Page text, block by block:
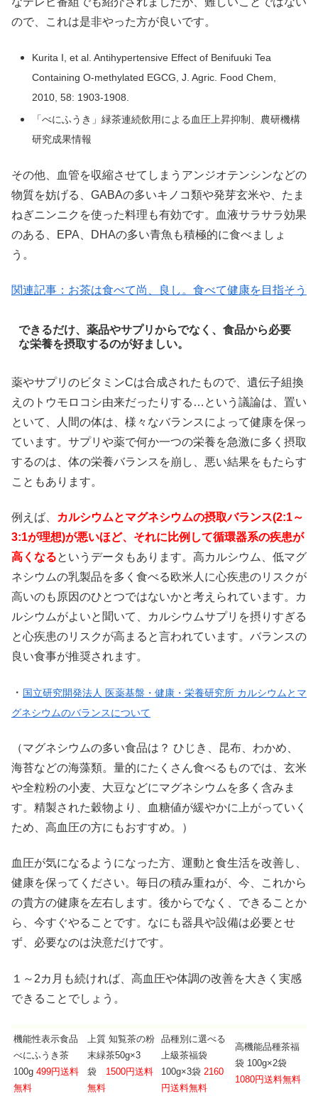
ので、これは是非やった方が良いです。
Kurita I, et al. Antihypertensive Effect of Benifuuki Tea
Containing O-methylated EGCG , J. Agric. Food Chem,
2010, 58: 1903-1908.
「べにふうき」緑茶連続飲用による血圧上昇抑制、農研機構
研究成果情報
その他、血管を収縮させてしまうアンジオテンシンなどの
物質を妨げる、GABAの多いキノコ類や発芽玄米や、たま
ねぎニンニクを使った料理も有効です。血液サラサラ効果
のある、EPA、DHAの多い青魚も積極的に食べましょ
う。
関連記事：お茶は食べて尚、良し。食べて健康を目指そう
できるだけ、薬品やサプリからでなく、食品から必要
な栄養を摂取するのが好ましい。
薬やサプリのビタミンCは合成されたもので、遺伝子組換
えのトウモロコシ由来だったりする…という議論は、置い
といて、人間の体は、様々なバランスによって健康を保っ
ています。サプリや薬で何か一つの栄養を急激に多く摂取
するのは、体の栄養バランスを崩し、悪い結果をもたらす
こともあります。
例えば、
カルシウムとマグネシウムの摂取バランス(2:1～
3:1が理想)が悪いほど、それに比例して循環器系の疾患が
高くなるというデータもあります。高カルシウム、低マグ
ネシウムの乳製品を多く食べる欧米人に心疾患のリスクが
高いのも原因のひとつではないかと考えられています。カ
ルシウムがよいと聞いて、カルシウムサプリを摂りすぎる
と心疾患のリスクが高まると言われています。バランスの
良い食事が推奨されます。
・ 国立研究開発法人 医薬基盤・健康・栄養研究所 カルシウムとマ
グネシウムのバランスについて
（マグネシウムの多い食品は？ ひじき、昆布、わかめ、
海苔などの海藻類。量的にたくさん食べるものでは、玄米
や全粒粉の小麦、大豆などにマグネシウムを多く含みま
す。精製された穀物より、血糖値が緩やかに上がっていく
ため、高血圧の方にもおすすめ。）
血圧が気になるようになった方、運動と食生活を改善し、
健康を保ってください。毎日の積み重ねが、今、これから
の貴方の健康を左右します。後からでなく、できることか
ら、今すぐやることです。なにも器具や設備は必要とせ
ず、必要なのは決意だけです。
１～2カ月も続ければ、高血圧や体調の改善を大きく実感
できることでしょう。
機能性表示食品
べにふうき茶
100g 499円送料
無料
上質 知覧茶の粉
末緑茶50g×3
袋 1500円送料
無料
品種別に選べる
上級茶福袋
100g×3袋 2160
円送料無料
高機能品種茶福
袋 100g×2袋
1080円送料無料